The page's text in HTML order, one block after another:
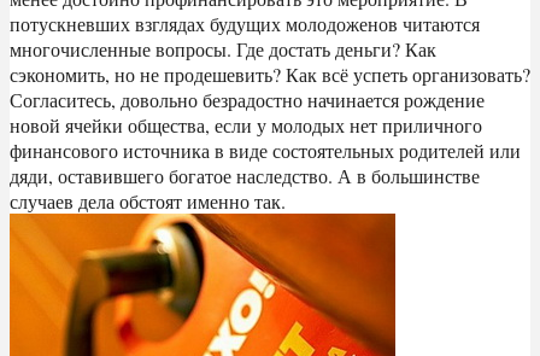
потускневших взглядах будущих молодоженов читаются
многочисленные вопросы. Где достать деньги? Как
сэкономить, но не продешевить? Как всё успеть организовать?
Согласитесь, довольно безрадостно начинается рождение
новой ячейки общества, если у молодых нет приличного
финансового источника в виде состоятельных родителей или
дяди, оставившего богатое наследство. А в большинстве
случаев дела обстоят именно так.